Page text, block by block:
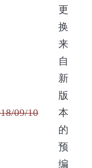
09/10
更
换
来
自
新
版
本
的
预
编